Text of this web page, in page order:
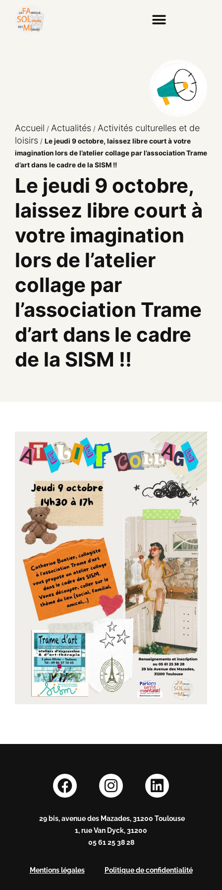
Accueil / Actualités / Activités culturelles et de
loisirs / Le jeudi 9 octobre, laissez libre court à votre
imagination lors de l’atelier collage par l’association Trame
d’art dans le cadre de la SISM !!
Le jeudi 9 octobre,
laissez libre court à
votre imagination
lors de l’atelier
collage par
l’association Trame
d’art dans le cadre
de la SISM !!
29 bis, avenue des Mazades, 31200 Toulouse
1, rue Van Dyck, 31200
05 61 25 38 28
Mentions légales Politique de confidentialité